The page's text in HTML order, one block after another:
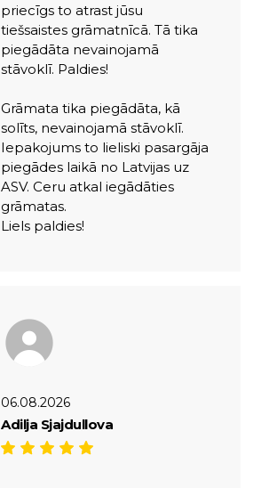
priecīgs to atrast jūsu
tiešsaistes grāmatnīcā. Tā tika
piegādāta nevainojamā
stāvoklī. Paldies!
Grāmata tika piegādāta, kā
solīts, nevainojamā stāvoklī.
Iepakojums to lieliski pasargāja
piegādes laikā no Latvijas uz
ASV. Ceru atkal iegādāties
grāmatas.
Liels paldies!
06.08.2026
Adilja Sjajdullova